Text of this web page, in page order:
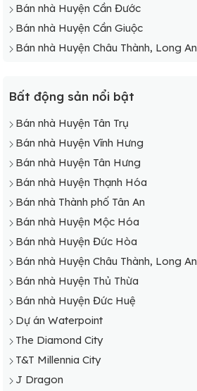
Bán nhà Huyện Cần Đước
Bán nhà Huyện Cần Giuộc
Bán nhà Huyện Châu Thành, Long An
Bất động sản nổi bật
Bán nhà Huyện Tân Trụ
Bán nhà Huyện Vĩnh Hưng
Bán nhà Huyện Tân Hưng
Bán nhà Huyện Thạnh Hóa
Bán nhà Thành phố Tân An
Bán nhà Huyện Mộc Hóa
Bán nhà Huyện Đức Hòa
Bán nhà Huyện Châu Thành, Long An
Bán nhà Huyện Thủ Thừa
Bán nhà Huyện Đức Huệ
Dự án Waterpoint
The Diamond City
T&T Millennia City
J Dragon